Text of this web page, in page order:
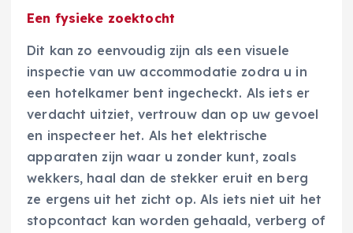
Een fysieke zoektocht
Dit kan zo eenvoudig zijn als een visuele
inspectie van uw accommodatie zodra u in
een hotelkamer bent ingecheckt. Als iets er
verdacht uitziet, vertrouw dan op uw gevoel
en inspecteer het. Als het elektrische
apparaten zijn waar u zonder kunt, zoals
wekkers, haal dan de stekker eruit en berg
ze ergens uit het zicht op. Als iets niet uit het
stopcontact kan worden gehaald, verberg of